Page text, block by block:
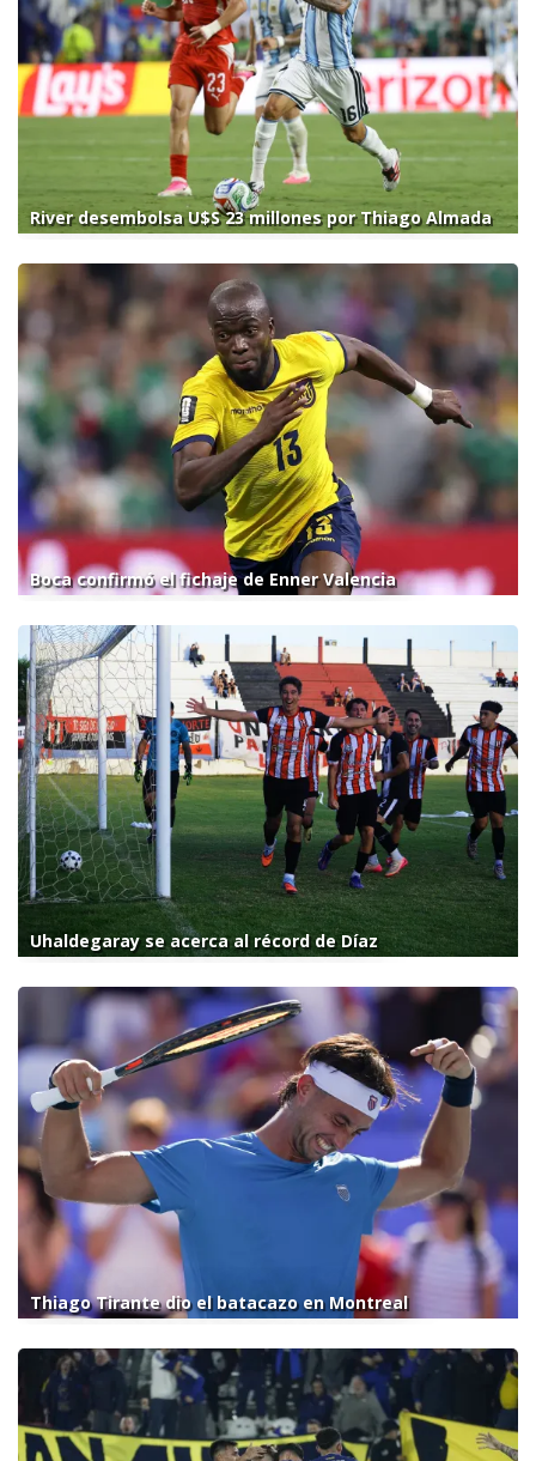
River desembolsa U$S 23 millones por Thiago Almada
Boca confirmó el fichaje de Enner Valencia
Uhaldegaray se acerca al récord de Díaz
Thiago Tirante dio el batacazo en Montreal